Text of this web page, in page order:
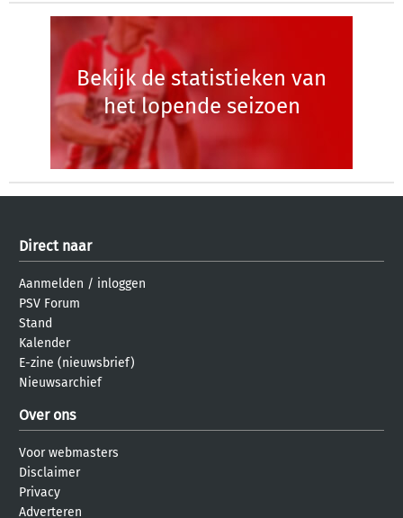
Bekijk de statistieken van
het lopende seizoen
Direct naar
Aanmelden / inloggen
PSV Forum
Stand
Kalender
E-zine (nieuwsbrief)
Nieuwsarchief
Over ons
Voor webmasters
Disclaimer
Privacy
Adverteren